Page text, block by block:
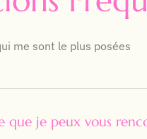
me sont le plus posées
que je peux vous